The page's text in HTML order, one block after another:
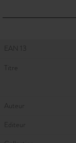
Fiche Technique
EAN 13
Titre
Auteur
Editeur